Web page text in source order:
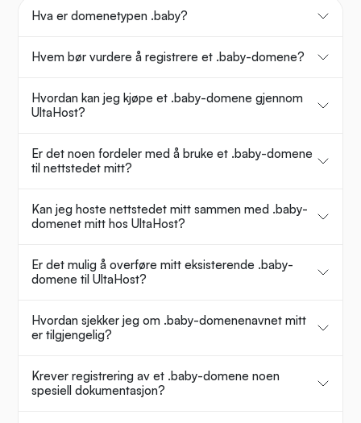
Hva er domenetypen .baby?
Hvem bør vurdere å registrere et .baby-domene?
Hvordan kan jeg kjøpe et .baby-domene gjennom
UltaHost?
Er det noen fordeler med å bruke et .baby-domene
til nettstedet mitt?
Kan jeg hoste nettstedet mitt sammen med .baby-
domenet mitt hos UltaHost?
Er det mulig å overføre mitt eksisterende .baby-
domene til UltaHost?
Hvordan sjekker jeg om .baby-domenenavnet mitt
er tilgjengelig?
Krever registrering av et .baby-domene noen
spesiell dokumentasjon?